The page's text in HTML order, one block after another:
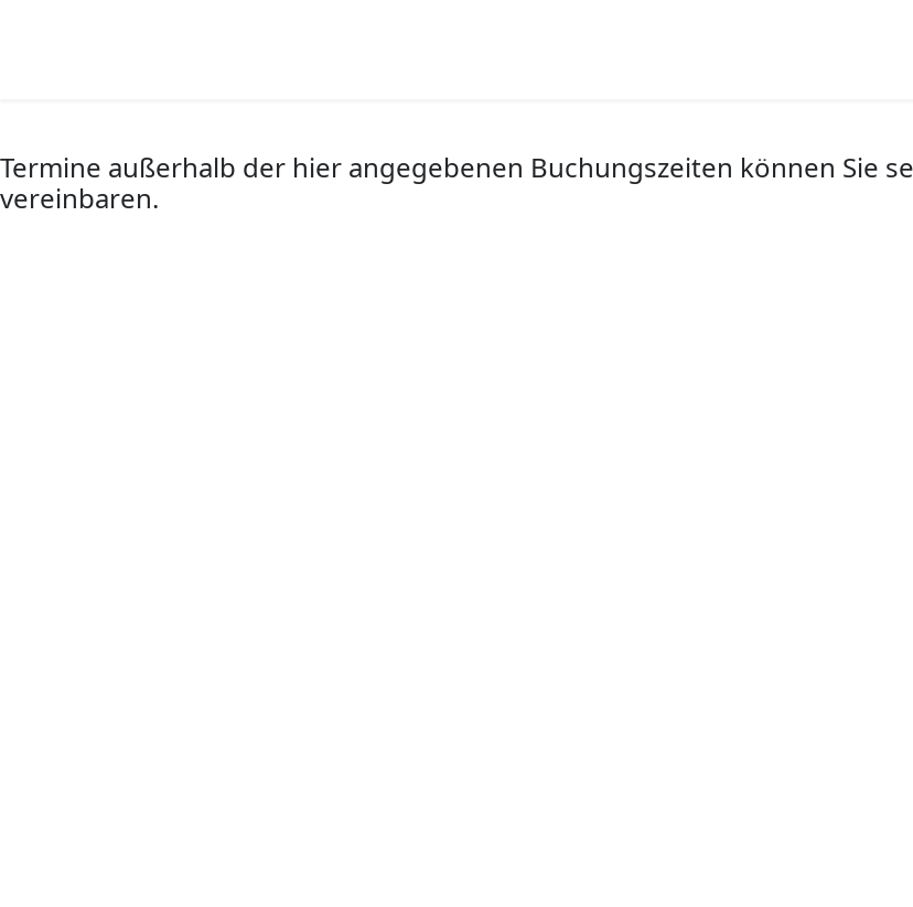
Termine außerhalb der hier angegebenen Buchungszeiten können Sie
vereinbaren.